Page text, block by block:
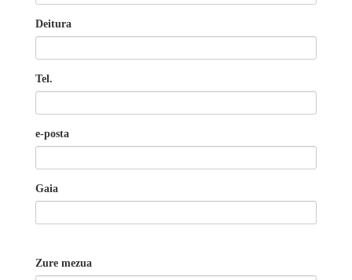
Deitura
Tel.
e-posta
Gaia
Zure mezua